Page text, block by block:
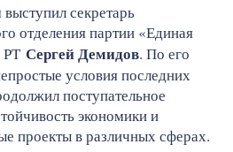
секретарь
отделения партии «Единая
РТ Сергей Демидов. По его
условия последних
поступательное
экономики и
проекты в различных сферах.